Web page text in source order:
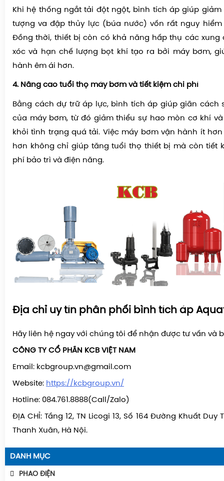
Khi hệ thống ngắt tải đột ngột, bình tích áp giúp
tượng va đập thủy lực (búa nước) vốn rất nguy
Đồng thời, thiết bị còn có khả năng hấp thụ các xung
xóc và hạn chế lượng bọt khí tạo ra bởi máy bơm,
hành êm ái hơn.
4. Nâng cao tuổi thọ máy bơm và tiết kiệm chi phí
Bằng cách dự trữ áp lực, bình tích áp giúp giãn cách
của máy bơm, từ đó giảm thiểu sự hao mòn cơ khí
khỏi tình trạng quá tải. Việc máy bơm vận hành ít
hơn không chỉ giúp tăng tuổi thọ thiết bị mà còn tiết
phí bảo trì và điện năng.
Địa chỉ uy tín phân phối bình tích áp
Hãy liên hệ ngay với chúng tôi để nhận được tư vấn và
CÔNG TY CỔ PHẦN KCB VIỆT NAM
Email: kcbgroup.vn@gmail.com
Website: https://kcbgroup.vn/
Hotline: 084.761.8888(Call/Zalo)
ĐỊA CHỈ: Tầng 12, TN Licogi 13, Số 164 Đường Khuất Duy
Thanh Xuân, Hà Nội.
DANH MỤC
PHAO ĐIỆN